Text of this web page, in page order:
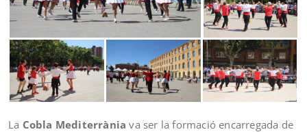
La Cobla Mediterrània va ser la formació encarregada de